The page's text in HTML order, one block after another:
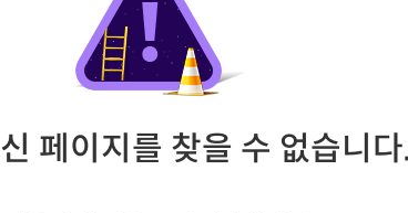
페이지를 찾을 수 없습니다.